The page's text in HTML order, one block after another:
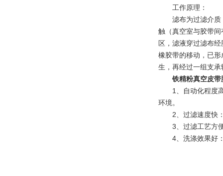
工作原理：
滤布为过滤介质，
触（真空室与胶带
区，滤液穿过滤布
橡胶带的移动，已
生，再经过一组支
铁精粉真空皮带
1、自动化程度高
环境。
2、过滤速度快：
3、过滤工艺方便
4、洗涤效果好：